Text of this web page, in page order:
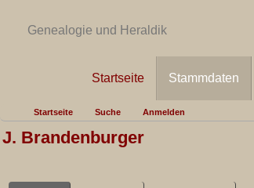
Genealogie und Heraldik
Startseite Stammdaten
Startseite Suche Anmelden
J. Brandenburger